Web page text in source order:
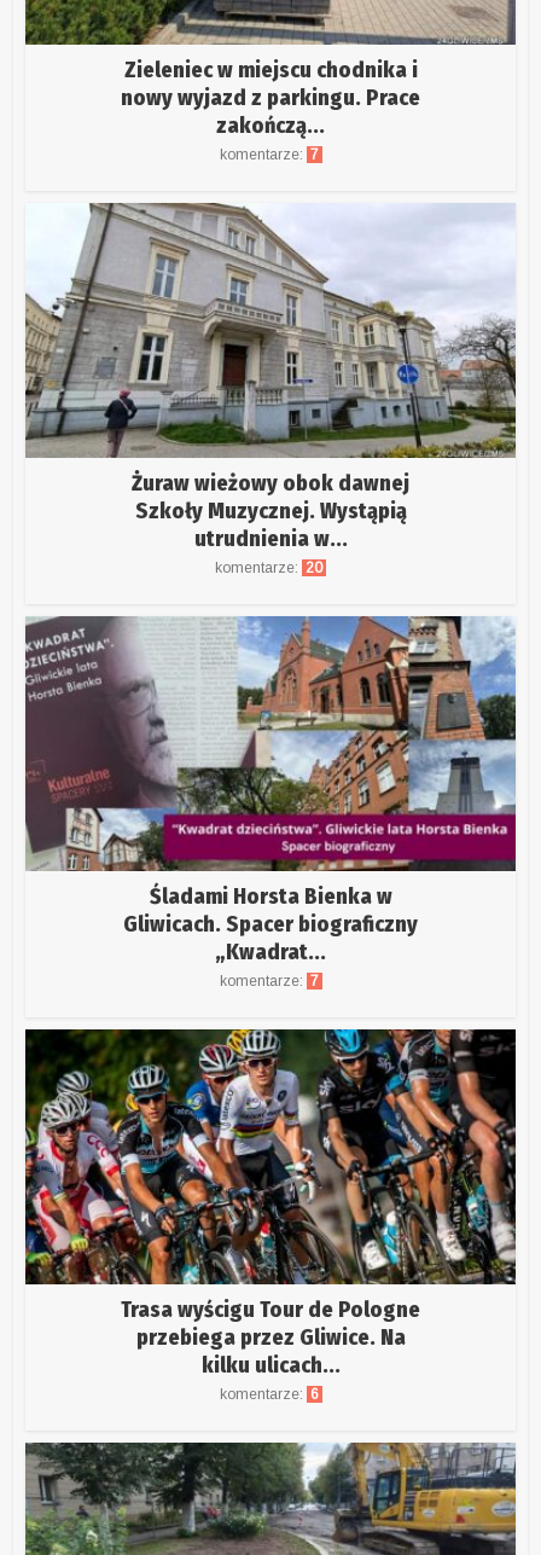
Zieleniec w miejscu chodnika i
nowy wyjazd z parkingu. Prace
zakończą...
komentarze: 7
Żuraw wieżowy obok dawnej
Szkoły Muzycznej. Wystąpią
utrudnienia w...
komentarze: 20
Śladami Horsta Bienka w
Gliwicach. Spacer biograficzny
„Kwadrat...
komentarze: 7
Trasa wyścigu Tour de Pologne
przebiega przez Gliwice. Na
kilku ulicach...
komentarze: 6